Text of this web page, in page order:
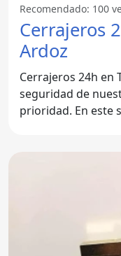
Recomendado: 100
Cerrajeros
Ardoz
Cerrajeros 24h en
seguridad de
prioridad. En este